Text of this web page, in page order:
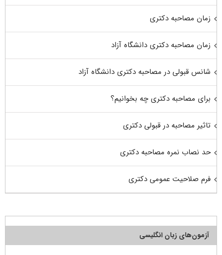
زمان مصاحبه دکتری
زمان مصاحبه دکتری دانشگاه آزاد
شانس قبولی در مصاحبه دکتری دانشگاه آزاد
برای مصاحبه دکتری چه بخوانیم؟
تاثیر مصاحبه در قبولی دکتری
حد نصاب نمره مصاحبه دکتری
فرم صلاحیت عمومی دکتری
آزمون‌های زبان انگلیسی